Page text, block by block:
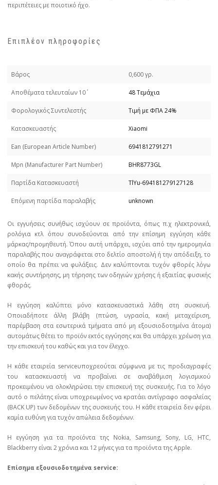
περιπέτειες με ποιοτικό ήχο.
Επιπλέον πληροφορίες
Βάρος 0,600 γρ.
Απoθέματα τελευταίων 10΄ 48 Τεμάχια
Φορολογικός Συντελεστής Τιμή με ΦΠΑ 24%
Κατασκευαστής Xiaomi
Εan (European Article Number) 6941812791271
Mpn (Manufacturer Part Number) BHR8773GL
Παρτίδα Κατασκευαστή TlYu-694181279127128
Επόμενη παρτίδα παραλαβής unknown
Οι εγγυήσεις συνήθως ισχύουν σε προϊόντα, όπως π.χ ηλεκτρονικά,
ρολόγια κτλ όπου συνοδεύονται από την επίσημη εγγύηση κάθε
μάρκας/προμηθευτή. Όπου αυτή υπάρχει, ισχύει από την ημερομηνία
παραλαβής που αναγράφεται στο δελτίο αποστολή ή την απόδειξη, το
οποίο θα πρέπει να φυλάξεις. Δεν καλύπτονται τυχόν φθορές λόγω
κακής συντήρησης, μη τήρησης των οδηγιών χρήσης ή εξαιτίας φυσικής
φθοράς.
Η εγγύηση καλύπτει μόνο κατασκευαστικά λάθη στη συσκευή.
Οποιαδήποτε άλλη βλάβη (πτώση, υγρασία, κακή μεταχείριση,
παρέμβαση στα εσωτερικά τμήματα από μη εξουσιοδοτημένα άτομα)
αυτομάτως θέτει το προϊόν εκτός εγγύησης και θα υπάρχει χρέωση για
την επισκευή του καθώς και για τον έλεγχο.
Η κάθε εταιρεία serviceυποχρεούται σύμφωνα με τις προδιαγραφές
του κατασκευαστή να προβαίνει σε αναβάθμιση λογισμικού
προκειμένου να ολοκληρώσει την επισκευή της συσκευής. Για το λόγο
αυτό ο πελάτης είναι υποχρεωμένος να κρατάει αντίγραφο ασφαλείας
(BACK UP) των δεδομένων της συσκευής του. Η κάθε εταιρεία δεν φέρει
καμία ευθύνη για τυχόν απώλεια δεδομένων.
Η εγγύηση για τα προϊόντα της Nokia, Samsung, Sony, LG, HTC,
Blackberry είναι 2 χρόνια και 12 μήνες για τα προϊόντα της Apple.
Επίσημα εξουσιοδοτημένα service: